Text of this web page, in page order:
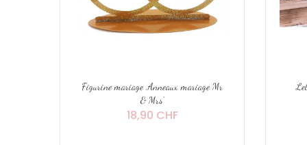
Figurine mariage ‚Anneaux mariage Mr
& Mrs’
18,90 CHF